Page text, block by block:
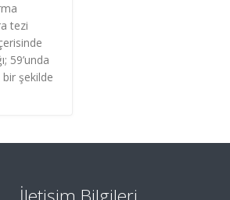
tezi
59’unda
bir şekilde